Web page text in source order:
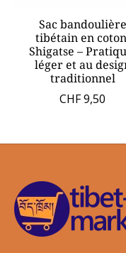
Sac bandoulière
tibétain en
Shigatse –
léger et au
traditionnel
CHF 9,50